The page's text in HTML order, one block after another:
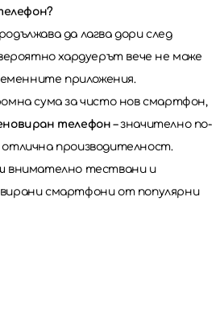
да лагва дори след
хардуерът вече не може
приложения.
сума за чисто нов смартфон,
телефон – значително по-
производителност.
внимателно тествани и
смартфони от популярни